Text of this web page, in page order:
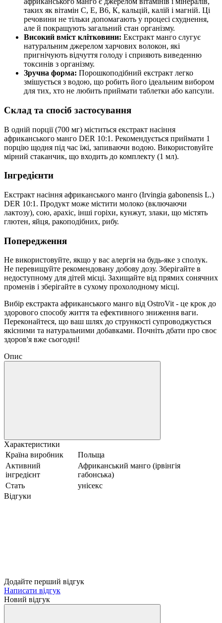
таких як вітамін С, Е, В6, К, кальцій, калій і магній. Ці
речовини не тільки допомагають у процесі схуднення,
але й покращують загальний стан організму.
Високий вміст клітковини: Екстракт манго слугує
натуральним джерелом харчових волокон, які
пригнічують відчуття голоду і сприяють виведенню
токсинів з організму.
Зручна форма: Порошкоподібний екстракт легко
змішується з водою, що робить його ідеальним вибором
для тих, хто не любить приймати таблетки або капсули.
Склад та спосіб застосування
В одній порції (700 мг) міститься екстракт насіння
африканського манго DER 10:1. Рекомендується приймати 1
порцію щодня під час їжі, запиваючи водою. Використовуйте
мірний стаканчик, що входить до комплекту (1 мл).
Інгредієнти
Екстракт насіння африканського манго (Irvingia gabonensis L.)
DER 10:1. Продукт може містити молоко (включаючи
лактозу), сою, арахіс, інші горіхи, кунжут, злаки, що містять
глютен, яйця, ракоподібних, рибу.
Попередження
Не використовуйте, якщо у вас алергія на будь-яке з сполук.
Не перевищуйте рекомендовану добову дозу. Зберігайте в
недоступному для дітей місці. Захищайте від прямих сонячних
променів і зберігайте в сухому прохолодному місці.
Вибір екстракта африканського манго від OstroVit - це крок до
здорового способу життя та ефективного зниження ваги.
Переконайтеся, що ваш шлях до стрункості супроводжується
якісними та натуральними добавками. Почніть дбати про своє
здоров'я вже сьогодні!
Опис
Характеристики
Країна виробник
Польща
Активний
інгредієнт
Африканський манго (ірвінгія
габонська)
Стать
унісекс
Відгуки
Додайте перший відгук
Написати відгук
Новий відгук